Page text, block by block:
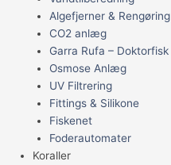
Algefjerner & Rengøring
CO2 anlæg
Garra Rufa – Doktorfisk
Osmose Anlæg
UV Filtrering
Fittings & Silikone
Fiskenet
Foderautomater
Koraller